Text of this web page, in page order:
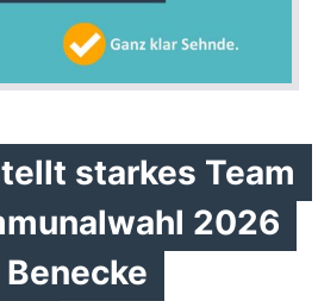
starkes Team
2026